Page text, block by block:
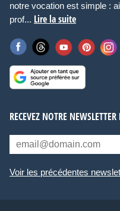
notre vocation est simple :
prof... Lire la suite
RECEVEZ NOTRE
Voir les précédentes